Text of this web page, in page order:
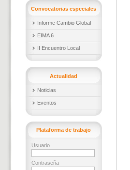
Convocatorias especiales
Informe Cambio Global
EIMA 6
II Encuentro Local
Actualidad
Noticias
Eventos
Plataforma de trabajo
Usuario
Contraseña